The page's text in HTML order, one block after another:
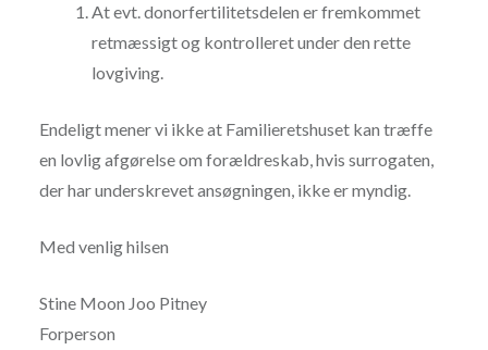
At evt. donorfertilitetsdelen er fremkommet
retmæssigt og kontrolleret under den rette
lovgiving.
Endeligt mener vi ikke at Familieretshuset kan træffe
en lovlig afgørelse om forældreskab, hvis surrogaten,
der har underskrevet ansøgningen, ikke er myndig.
Med venlig hilsen
Stine Moon Joo Pitney
Forperson